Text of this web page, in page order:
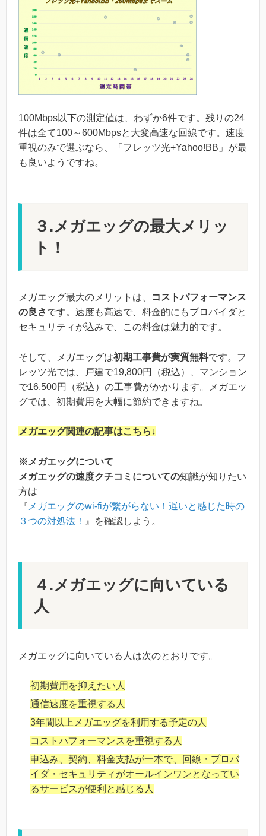
100Mbps以下の測定値は、わずか6件です。残りの24
件は全て100～600Mbpsと大変高速な回線です。速度
重視のみで選ぶなら、「フレッツ光+Yahoo!BB」が最
も良いようですね。
３.メガエッグの最大メリッ
ト！
メガエッグ最大のメリットは、
コストパフォーマンス
の良さです。速度も高速で、料金的にもプロバイダと
セキュリティが込みで、この料金は魅力的です。
そして、メガエッグは初期工事費が実質無料です。フ
レッツ光では、戸建で19,800円（税込）、マンション
で16,500円（税込）の工事費がかかります。メガエッ
グでは、初期費用を大幅に節約できますね。
メガエッグ関連の記事はこちら↓
※メガエッグについて
メガエッグの速度クチコミについての知識が知りたい
方は
『 メガエッグのwi-fiが繋がらない！遅いと感じた時の
３つの対処法！
』を確認しよう。
４.メガエッグに向いている
人
メガエッグに向いている人は次のとおりです。
初期費用を抑えたい人
通信速度を重視する人
3年間以上メガエッグを利用する予定の人
コストパフォーマンスを重視する人
申込み、契約、料金支払が一本で、回線・プロバ
イダ・セキュリティがオールインワンとなってい
るサービスが便利と感じる人